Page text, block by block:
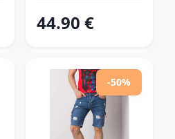
44.90 €
-50%